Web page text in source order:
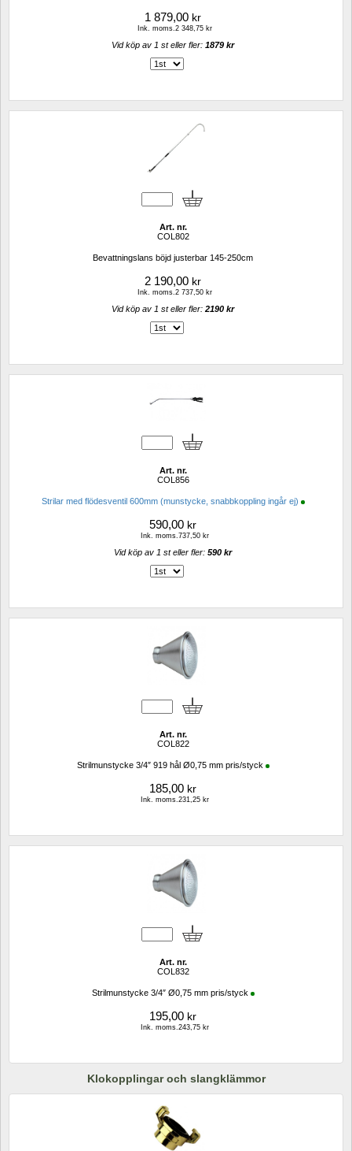
1 879,00 kr
Ink. moms.2 348,75 kr
Vid köp av 1 st eller fler: 1879 kr
Art. nr.
COL802
Bevattningslans böjd justerbar 145-250cm
2 190,00 kr
Ink. moms.2 737,50 kr
Vid köp av 1 st eller fler: 2190 kr
Art. nr.
COL856
Strilar med flödesventil 600mm (munstycke, snabbkoppling ingår ej)
590,00 kr
Ink. moms.737,50 kr
Vid köp av 1 st eller fler: 590 kr
Art. nr.
COL822
Strilmunstycke 3/4″ 919 hål Ø0,75 mm pris/styck
185,00 kr
Ink. moms.231,25 kr
Art. nr.
COL832
Strilmunstycke 3/4″ Ø0,75 mm pris/styck
195,00 kr
Ink. moms.243,75 kr
Klokopplingar och slangklämmor